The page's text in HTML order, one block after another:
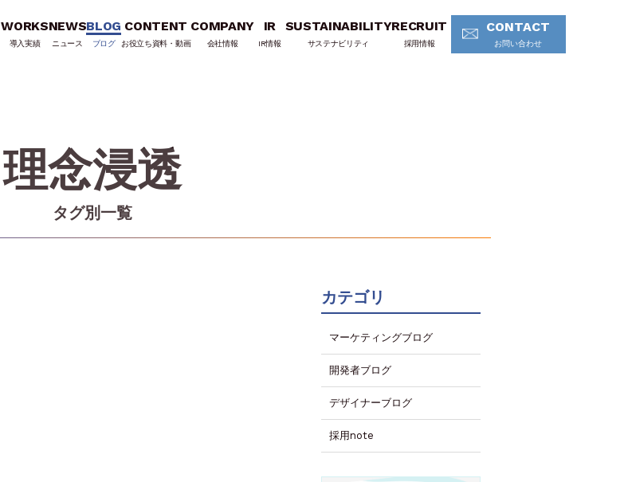
WORKS
導入実績
NEWS
ニュース
BLOG
ブログ
CONTENT
お役立ち資料・動画
COMPANY
会社情報
IR
IR情報
SUSTAINABILITY
サステナビリティ
RECRUIT
採用情報
CONTACT
お問い合わせ
理念浸透
タグ別一覧
カテゴリ
マーケティングブログ
開発者ブログ
デザイナーブログ
採用note